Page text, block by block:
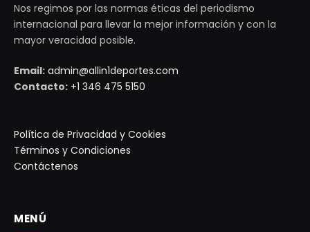
Nos regimos por las normas éticas del periodismo
internacional para llevar la mejor información y con la
mayor veracidad posible.
Email: admin@allin1deportes.com
Contacto: +1 346 475 5150
Política de Privacidad y Cookies
Términos y Condiciones
Contáctenos
MENÚ